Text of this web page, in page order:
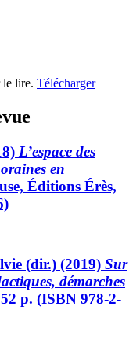
le lire. Télécharger
L’espace des
en
Éditions Érès,
(dir.) (2019) Sur
démarches
p. (ISBN 978-2-